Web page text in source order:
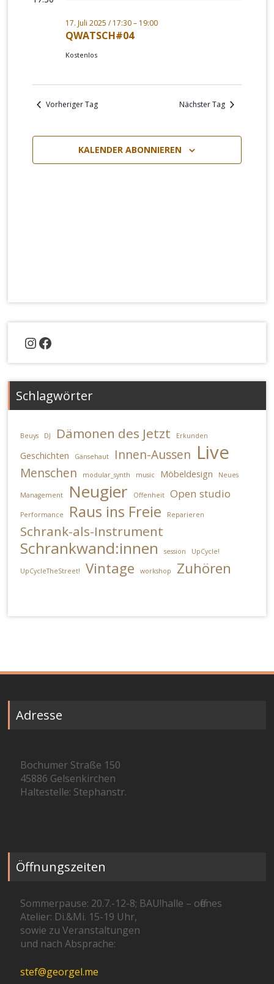
17.
2025QWATSCH#04
17. Juli 2025 / 17:30– 19:00
Kostenlos
Vorheriger Tag Nächster Tag
KALENDER ABONNIEREN
Instagram
Facebook
Schlagwörter
Beuys DJ Dämonen des Jetzt Erkunden
Geschichten Gänsehaut Innen-Aussen Live
Menschen modular_synth music Möbeldesign Neues
Management Neugier Offenheit Open studio
Performance Raus ins Freie Reparieren
Schrank-als-Instrument
Schrankwand:innen session UpCycle!
UpCycleTheStreet! Vintage workshop Zuhören
Adresse
Bochumer Straße 150
45886 Gelsenkirchen
Haltestelle: Stephanstr.
Öffnungszeiten
Sommerpause: 20.7.-12-8; BAU!halle – offenes
Atelier: Di.&Mi. 15-19 Uhr,
sowie zu Veranstaltungen
und nach Absprache:
stef@georgel.me